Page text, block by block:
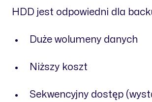
HDD jest odpowiedni dla
Duże wolumeny danych
Niższy koszt
Sekwencyjny dostęp